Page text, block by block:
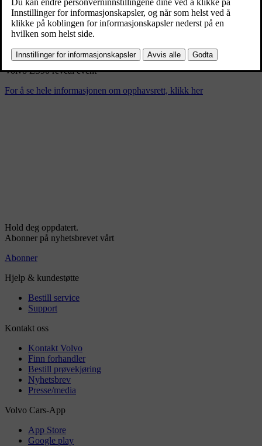
Bokmerke
Del
Last ned
Volvo ES90 reveal event
For å se hele informasjonen om opphavsrett, klikk her